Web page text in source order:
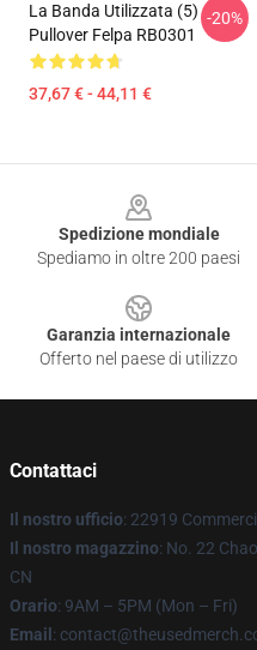
La Banda Utilizzata (5)
Pullover Felpa RB0301
37,67 € - 44,11 €
-20%
Spedizione mondiale
Spediamo in oltre 200 paesi
Garanzia internazionale
Offerto nel paese di utilizzo
Contattaci
Il nostro ufficio: 22919
Il nostro magazzino: No. 22
CN
Orario: 9AM – 5PM (Mon – Fri)
Email :